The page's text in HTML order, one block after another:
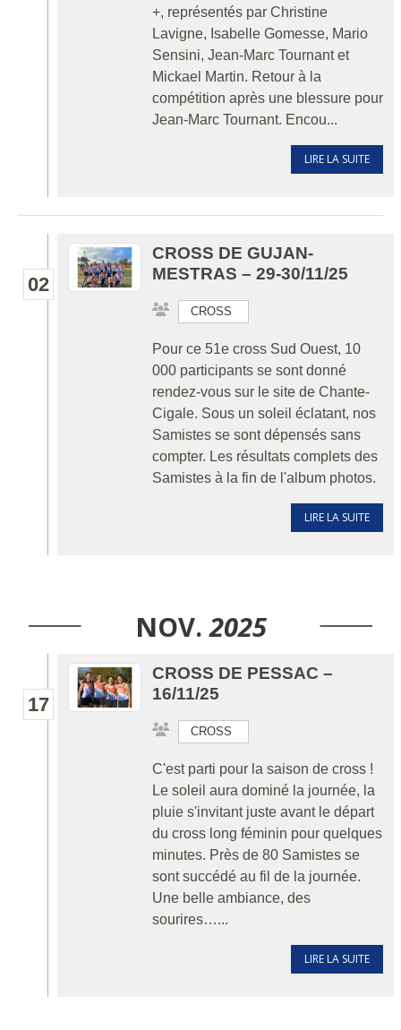
+, représentés par Christine
Lavigne, Isabelle Gomesse, Mario
Sensini, Jean-Marc Tournant et
Mickael Martin. Retour à la
compétition après une blessure pour
Jean-Marc Tournant. Encou...
LIRE LA SUITE
02
CROSS DE GUJAN-
MESTRAS – 29-30/11/25
CROSS
Pour ce 51e cross Sud Ouest, 10
000 participants se sont donné
rendez-vous sur le site de Chante-
Cigale. Sous un soleil éclatant, nos
Samistes se sont dépensés sans
compter. Les résultats complets des
Samistes à la fin de l'album photos.
LIRE LA SUITE
NOV. 2025
17
CROSS DE PESSAC –
16/11/25
CROSS
C'est parti pour la saison de cross !
Le soleil aura dominé la journée, la
pluie s'invitant juste avant le départ
du cross long féminin pour quelques
minutes. Près de 80 Samistes se
sont succédé au fil de la journée.
Une belle ambiance, des
sourires…...
LIRE LA SUITE